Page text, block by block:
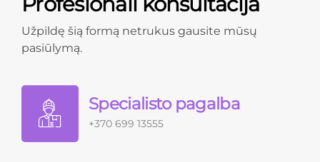
Užpildę šią formą netrukus gausite mūsų
pasiūlymą.
Specialisto pagalba
+370 699 13555